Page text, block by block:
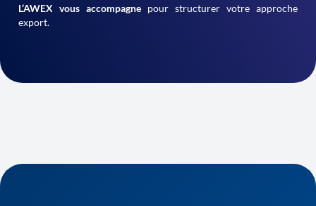
L’AWEX vous accompagnepour structurer votre approche
export.